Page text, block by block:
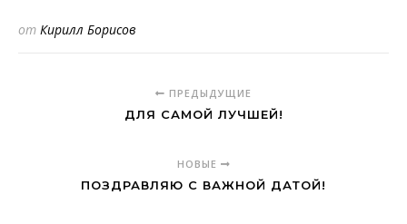
от Кирилл Борисов
ПРЕДЫДУЩИЕ
ДЛЯ САМОЙ ЛУЧШЕЙ!
НОВЫЕ
ПОЗДРАВЛЯЮ С ВАЖНОЙ ДАТОЙ!